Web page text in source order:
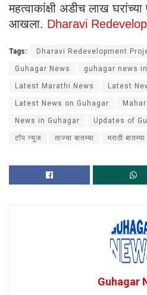
महत्वाकांक्षी अडीच लाख घरांच्या
आखला. Dharavi
Tags: Dharavi Redevelopment
Guhagar News guhagar news
Latest Marathi News Latest
Latest News on Guhagar
News in Guhagar Updates of
टॉप न्युज ताज्या बातम्या मराठी बातम्या
Guhagar